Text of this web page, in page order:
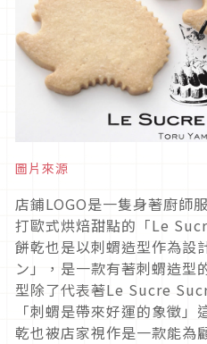
圖片來源
店鋪LOGO是一隻身著廚師
打歐式烘焙甜點的「Le
餅乾也是以刺蝟造型作為設
ン」，是一款有著刺蝟造型
型除了代表著Le Sucre
「刺蝟是帶來好運的象徵
乾也被店家視作是一款能為